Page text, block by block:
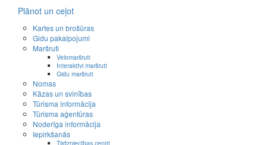
Plānot un ceļot
Kartes un brošūras
Gidu pakalpojumi
Maršruti
Velomaršruti
Interaktīvi maršruti
Gidu maršruti
Nomas
Kāzas un svinības
Tūrisma informācija
Tūrisma aģentūras
Noderīga informācija
Iepirkšanās
Tirdzniecības centri